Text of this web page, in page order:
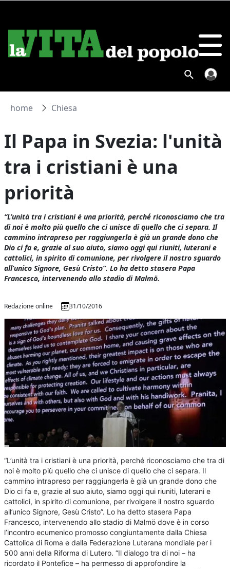
home Chiesa
Il Papa in Svezia: l'unità
tra i cristiani è una
priorità
“L’unità tra i cristiani è una priorità, perché riconosciamo che tra
di noi è molto più quello che ci unisce di quello che ci separa. Il
cammino intrapreso per raggiungerla è già un grande dono che
Dio ci fa e, grazie al suo aiuto, siamo oggi qui riuniti, luterani e
cattolici, in spirito di comunione, per rivolgere il nostro sguardo
all’unico Signore, Gesù Cristo”. Lo ha detto stasera Papa
Francesco, intervenendo allo stadio di Malmö.
Redazione online 31/10/2016
“L’unità tra i cristiani è una priorità, perché riconosciamo che tra di
noi è molto più quello che ci unisce di quello che ci separa. Il
cammino intrapreso per raggiungerla è già un grande dono che
Dio ci fa e, grazie al suo aiuto, siamo oggi qui riuniti, luterani e
cattolici, in spirito di comunione, per rivolgere il nostro sguardo
all’unico Signore, Gesù Cristo”. Lo ha detto stasera Papa
Francesco, intervenendo allo stadio di Malmö dove è in corso
l’incontro ecumenico promosso congiuntamente dalla Chiesa
Cattolica di Roma e dalla Federazione Luterana mondiale per i
500 anni della Riforma di Lutero. “Il dialogo tra di noi – ha
ricordato il Pontefice – ha permesso di approfondire la